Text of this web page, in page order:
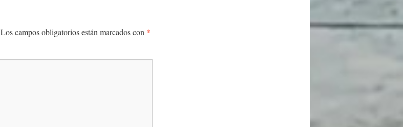
Los campos obligatorios están marcados con *